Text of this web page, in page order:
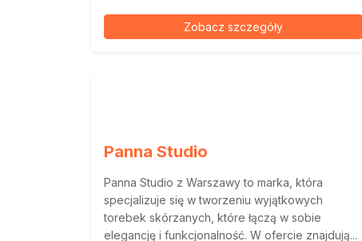
Zobacz szczegóły
Panna Studio
Panna Studio z Warszawy to marka, która
specjalizuje się w tworzeniu wyjątkowych
torebek skórzanych, które łączą w sobie
elegancję i funkcjonalność. W ofercie znajdują...